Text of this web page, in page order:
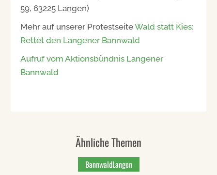
59, 63225 Langen)
Mehr auf unserer ProtestseiteWald statt Kies:
Rettet den Langener Bannwald
Aufruf vom Aktionsbündnis Langener
Bannwald
Ähnliche Themen
BannwaldLangen